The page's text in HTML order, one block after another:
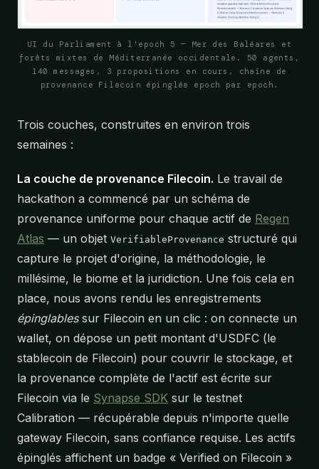
UI du Parliament à l'epoch 5 — Mer des Baléares et
forêts mixtes de Méditerranée occidentale. 50 agents,
140 messages, 3 propositions en cours, chaîne de
provenance Filecoin épinglée epoch par epoch.
Trois couches, construites en environ trois
semaines :
La couche de provenance Filecoin. Le travail de
hackathon a commencé par un schéma de
provenance uniforme pour chaque actif de Regen
Atlas — un objet VerifiableProvenance structuré qui
capture le projet d'origine, la méthodologie, le
millésime, le biome et la juridiction. Une fois cela en
place, nous avons rendu les enregistrements
épinglablessur Filecoin en un clic : on connecte un
wallet, on dépose un petit montant d'USDFC (le
stablecoin de Filecoin) pour couvrir le stockage, et
la provenance complète de l'actif est écrite sur
Filecoin via le Synapse SDK sur le testnet
Calibration — récupérable depuis n'importe quelle
gateway Filecoin, sans confiance requise. Les actifs
épinglés affichent un badge « Verified on Filecoin »